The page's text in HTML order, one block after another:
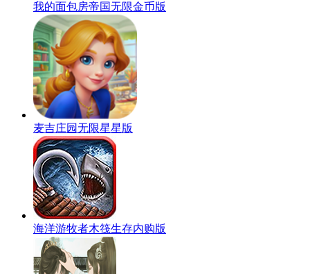
我的面包房帝国无限金币版
麦吉庄园无限星星版
海洋游牧者木筏生存内购版